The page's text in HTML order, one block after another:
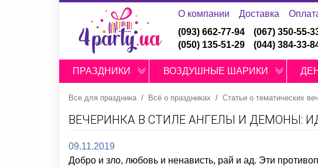
О компании Доставка
(093) 662-77-94
(050) 135-51-29
(067) 350-55-
(044) 384-33-
ПРАЗДНИКИ ВОЗДУШНЫЕ ШАРИКИ
Все для праздника Всё о праздниках Статьи о тематических
ВЕЧЕРИНКА В СТИЛЕ АНГЕЛЫ И ДЕМОНЫ:
09.11.2019
Добро и зло, любовь и ненависть, рай и ад. Эти